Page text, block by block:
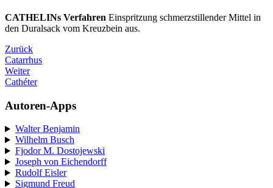
CATHELINs Verfahren Einspritzung schmerzstillender Mittel in
den Duralsack vom Kreuzbein aus.
Zurück
Catarrhus
Weiter
Cathéter
Autoren-Apps
Walter Benjamin
Wilhelm Busch
Fjodor M. Dostojewski
Joseph von Eichendorff
Rudolf Eisler
Sigmund Freud